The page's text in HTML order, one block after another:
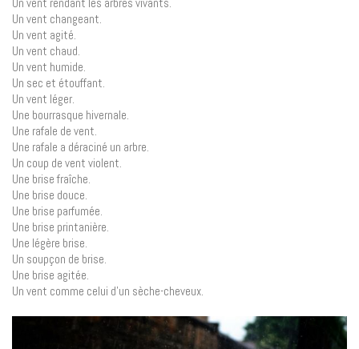
Un vent changeant.
Un vent agité.
Un vent chaud.
Un vent humide.
Un sec et étouffant.
Un vent léger.
Une bourrasque hivernale.
Une rafale de vent.
Une rafale a déraciné un arbre.
Un coup de vent violent.
Une brise fraîche.
Une brise douce.
Une brise parfumée.
Une brise printanière.
Une légère brise.
Un soupçon de brise.
Une brise agitée.
Un vent comme celui d’un sèche-cheveux.